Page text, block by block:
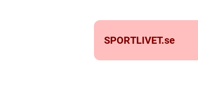
SPORTLIVET.se